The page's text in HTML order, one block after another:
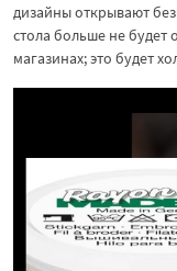
дизайны открывают
стола больше не будет
магазинах; это будет